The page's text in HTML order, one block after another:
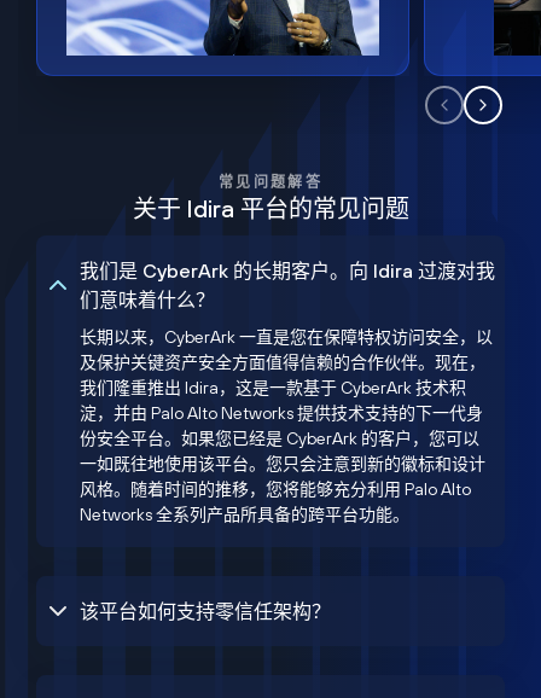
常见问题解答
关于 Idira 平台的常见问题
我们是 CyberArk 的长期客户。向 Idira 过渡对我
们意味着什么？
长期以来，CyberArk 一直是您在保障特权访问安全，以
及保护关键资产安全方面值得信赖的合作伙伴。现在，
我们隆重推出 Idira，这是一款基于 CyberArk 技术积
淀，并由 Palo Alto Networks 提供技术支持的下一代身
份安全平台。如果您已经是 CyberArk 的客户，您可以
一如既往地使用该平台。您只会注意到新的徽标和设计
风格。随着时间的推移，您将能够充分利用 Palo Alto
Networks 全系列产品所具备的跨平台功能。
该平台如何支持零信任架构？